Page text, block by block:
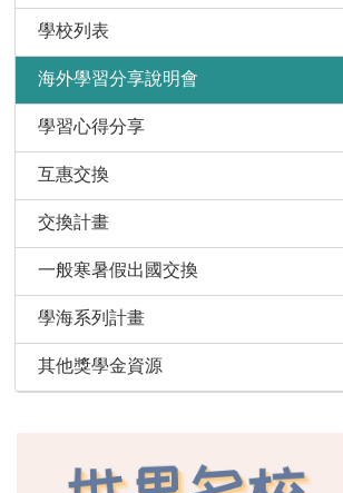
學校列表
海外學習分享說明會
學習心得分享
互惠交換
交換計畫
一般寒暑假出國交換
學海系列計畫
其他獎學金資源